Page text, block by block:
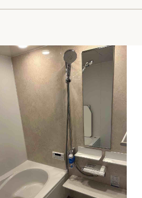
ォームアクセル